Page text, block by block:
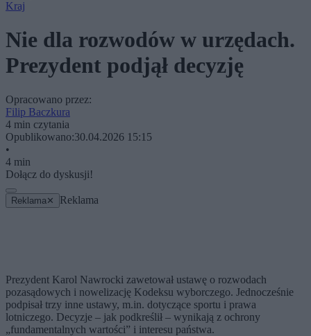
Kraj
Nie dla rozwodów w urzędach.
Prezydent podjął decyzję
Opracowano przez:
Filip Baczkura
4 min czytania
Opublikowano:30.04.2026 15:15
•
4 min
Dołącz do dyskusji!
Reklama ✕ Reklama
Prezydent Karol Nawrocki zawetował ustawę o rozwodach
pozasądowych i nowelizację Kodeksu wyborczego. Jednocześnie
podpisał trzy inne ustawy, m.in. dotyczące sportu i prawa
lotniczego. Decyzje – jak podkreślił – wynikają z ochrony
„fundamentalnych wartości” i interesu państwa.